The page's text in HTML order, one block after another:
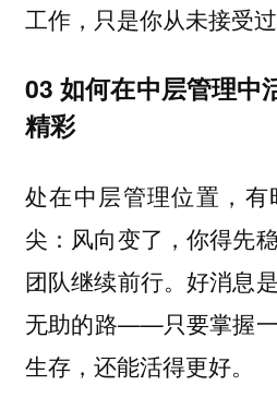
工作，只是你从未接受过
03 如何在中层管理
精彩
处在中层管理位置，
尖：风向变了，你得先
团队继续前行。好消息
无助的路——只要掌握
生存，还能活得更好。